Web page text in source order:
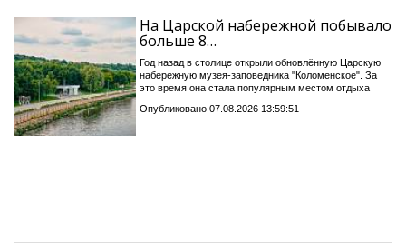
На Царской набережной побывало
больше 8…
Год назад в столице открыли обновлённую Царскую
набережную музея-заповедника "Коломенское". За
это время она стала популярным местом отдыха
Опубликовано 07.08.2026 13:59:51